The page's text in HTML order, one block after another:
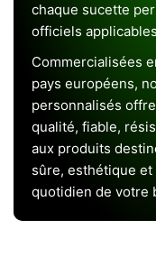
chaque sucette
officiels
Commercialisées
pays européens,
personnalisés
qualité, fiable,
aux produits
sûre, esthétique
quotidien de votre